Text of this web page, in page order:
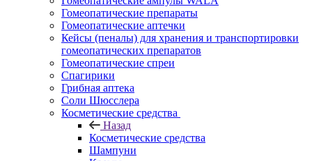
Гомеопатические препараты
Гомеопатические аптечки
Кейсы (пеналы) для хранения и транспортировки
гомеопатических препаратов
Гомеопатические спреи
Спагирики
Грибная аптека
Соли Шюсслера
Косметические средства
Назад
Косметические средства
Шампуни